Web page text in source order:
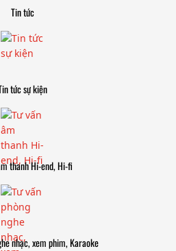
Tin tức
tức sự kiện
thanh Hi-end, Hi-fi
nhạc, xem phim, Karaoke